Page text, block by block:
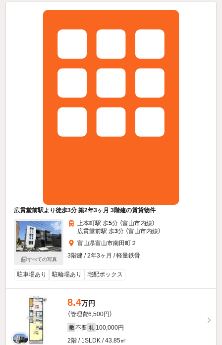
広貫堂前駅より徒歩3分 築2年3ヶ月 3階建の賃貸物件
すべての写真
上本町駅 歩5分 （富山市内線）
広貫堂前駅 歩3分 （富山市内線）
富山県富山市南田町２
3階建 / 2年3ヶ月 / 軽量鉄骨
駐車場あり 駐輪場あり 宅配ボックス
8.4万円
（管理費6,500円）
敷 不要 礼 100,000円
2階 / 1SLDK / 43.85㎡